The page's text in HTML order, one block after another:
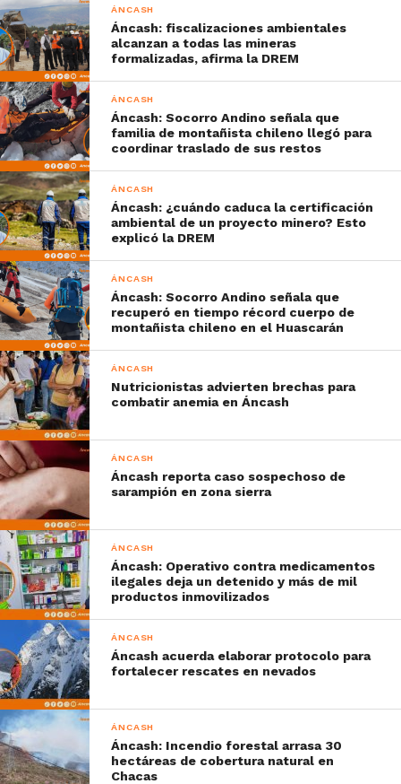
ÁNCASH
Áncash: fiscalizaciones ambientales
alcanzan a todas las mineras
formalizadas, afirma la DREM
ÁNCASH
Áncash: Socorro Andino señala que
familia de montañista chileno llegó para
coordinar traslado de sus restos
ÁNCASH
Áncash: ¿cuándo caduca la certificación
ambiental de un proyecto minero? Esto
explicó la DREM
ÁNCASH
Áncash: Socorro Andino señala que
recuperó en tiempo récord cuerpo de
montañista chileno en el Huascarán
ÁNCASH
Nutricionistas advierten brechas para
combatir anemia en Áncash
ÁNCASH
Áncash reporta caso sospechoso de
sarampión en zona sierra
ÁNCASH
Áncash: Operativo contra medicamentos
ilegales deja un detenido y más de mil
productos inmovilizados
ÁNCASH
Áncash acuerda elaborar protocolo para
fortalecer rescates en nevados
ÁNCASH
Áncash: Incendio forestal arrasa 30
hectáreas de cobertura natural en
Chacas